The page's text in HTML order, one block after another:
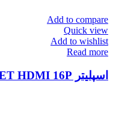
Add to compare
Quick view
Add to wishlist
Read more
اسپلیتر P_NET HDMI 16P